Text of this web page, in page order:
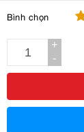
Bình chọn
+
-